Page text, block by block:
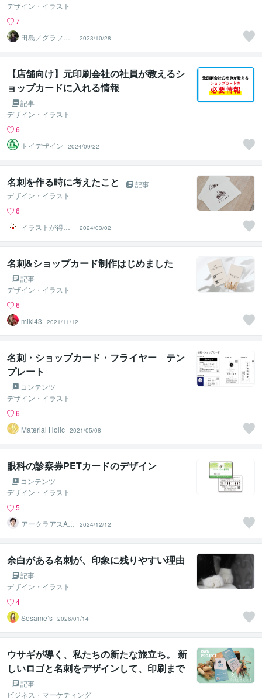
デザイン・イラスト
7
田島／グラフィ
ックデザイナー
2023/10/28
【店舗向け】元印刷会社の社員が教えるシ
ョップカードに入れる情報
記事
デザイン・イラスト
6
トイデザイン
2024/09/22
名刺を作る時に考えたこと
記事
デザイン・イラスト
6
イラストが得意
なデザイナー も
ぎ
2024/03/02
名刺&ショップカード制作はじめました
記事
デザイン・イラスト
6
miki43
2021/11/12
名刺・ショップカード・フライヤー テン
プレート
コンテンツ
デザイン・イラスト
6
Material Holic 2021/05/08
眼科の診察券PETカードのデザイン
コンテンツ
デザイン・イラスト
5
アークラアスAQ
LASS
2024/12/12
余白がある名刺が、印象に残りやすい理由
記事
デザイン・イラスト
4
Sesame’s 2026/01/14
ウサギが導く、私たちの新たな旅立ち。 新
しいロゴと名刺をデザインして、印刷まで
完成しました！
記事
ビジネス・マーケティング